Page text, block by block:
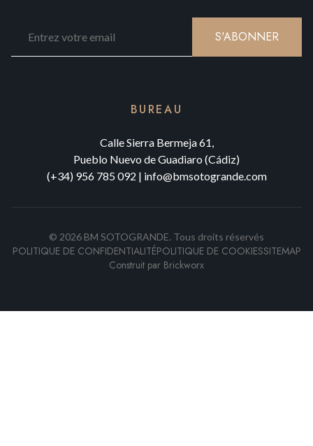
S'ABONNER
BUREAU
Calle Sierra Bermeja 61,
Pueblo Nuevo de Guadiaro (Cádiz)
(+34) 956 785 092 | info@bmsotogrande.com
© 2026 BM SOTOGRANDE. Tous droits réservés
POLITIQUE DE CONFIDENTIALITÉPOLITIQUE DE COOKIESSITEMAP
Construit par Brickworx